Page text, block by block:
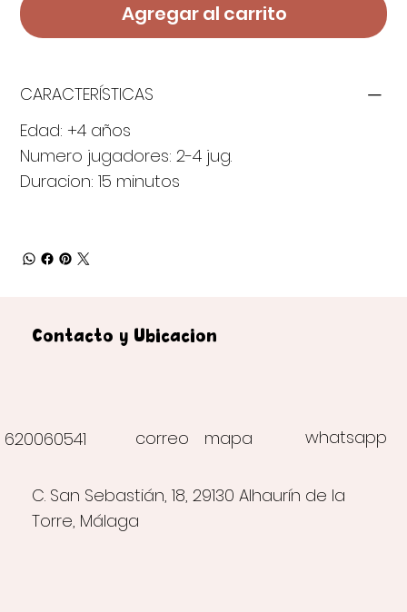
Agregar al carrito
CARACTERÍSTICAS
Edad: +4 años
Numero jugadores: 2-4 jug.
Duracion: 15 minutos
correo
Contacto y Ubicación
620060541 whatsapp
C. San Sebastián, 18, 29130 Alhaurín de la
Torre, Málaga
mapa